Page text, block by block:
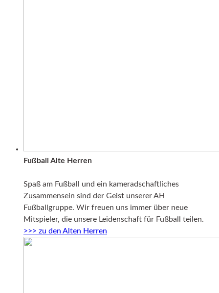
Fußball Alte Herren
Spaß am Fußball und ein kameradschaftliches
Zusammensein sind der Geist unserer AH
Fußballgruppe. Wir freuen uns immer über neue
Mitspieler, die unsere Leidenschaft für Fußball teilen.
>>> zu den Alten Herren